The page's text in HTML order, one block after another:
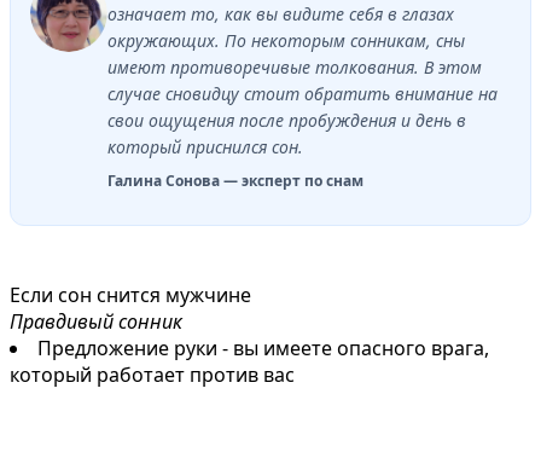
означает то, как вы видите себя в глазах
окружающих. По некоторым сонникам, сны
имеют противоречивые толкования. В этом
случае сновидцу стоит обратить внимание на
свои ощущения после пробуждения и день в
который приснился сон.
Галина Сонова — эксперт по снам
Если сон снится мужчине
Правдивый сонник
Предложение руки - вы имеете опасного врага,
который работает против вас